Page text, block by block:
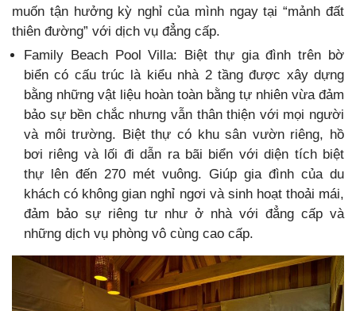
muốn tận hưởng kỳ nghỉ của mình ngay tại “mảnh đất
thiên đường” với dịch vụ đẳng cấp.
Family Beach Pool Villa: Biệt thự gia đình trên bờ
biển có cấu trúc là kiểu nhà 2 tầng được xây dựng
bằng những vật liệu hoàn toàn bằng tự nhiên vừa đảm
bảo sự bền chắc nhưng vẫn thân thiện với mọi người
và môi trường. Biệt thự có khu sân vườn riêng, hồ
bơi riêng và lối đi dẫn ra bãi biển với diện tích biệt
thự lên đến 270 mét vuông. Giúp gia đình của du
khách có không gian nghỉ ngơi và sinh hoạt thoải mái,
đảm bảo sự riêng tư như ở nhà với đẳng cấp và
những dịch vụ phòng vô cùng cao cấp.